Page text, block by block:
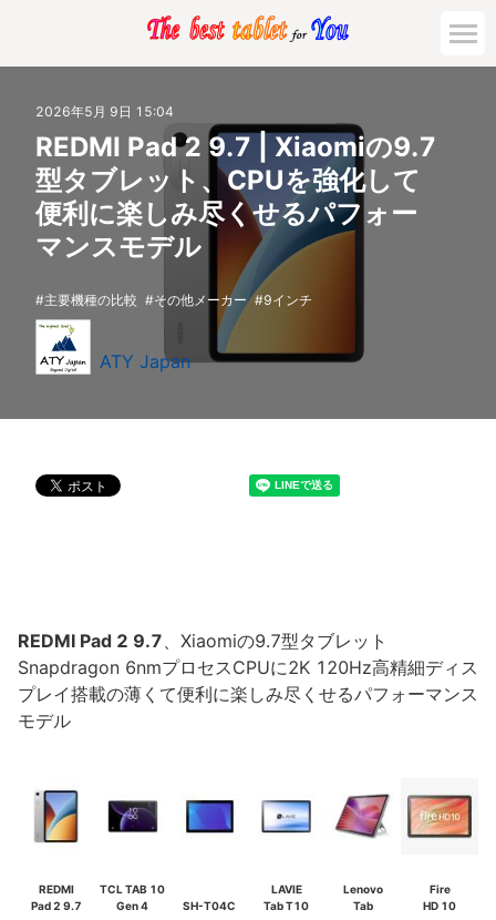
2026年5月 9日 15:04
REDMI Pad 2 9.7 | Xiaomiの9.7
型タブレット、CPUを強化して
便利に楽しみ尽くせるパフォー
マンスモデル
主要機種の比較 その他メーカー 9インチ
ATY Japan
REDMI Pad 2 9.7、Xiaomiの9.7型タブレット
Snapdragon 6nmプロセスCPUに2K 120Hz高精細ディス
プレイ搭載の薄くて便利に楽しみ尽くせるパフォーマンス
モデル
REDMI
Pad 2 9.7
TCL TAB 10
Gen 4
SH-T04C
LAVIE
Tab T10
Lenovo
Tab
Fire
HD 10